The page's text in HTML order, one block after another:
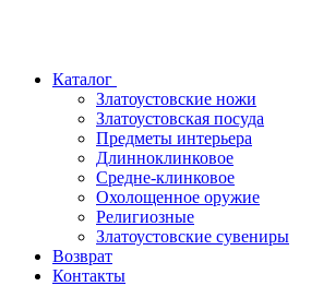
Каталог
Златоустовские ножи
Златоустовская посуда
Предметы интерьера
Длинноклинковое
Средне-клинковое
Охолощенное оружие
Религиозные
Златоустовские сувениры
Возврат
Контакты